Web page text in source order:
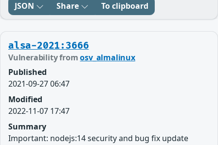
JSON Share To clipboard
alsa-2021:3666
Vulnerability fromosv_almalinux
Published
2021-09-27 06:47
Modified
2022-11-07 17:47
Summary
Important: nodejs:14 security and bug fix update